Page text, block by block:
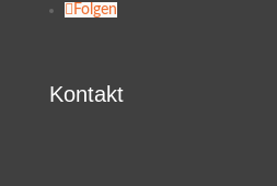
Folgen
Kontakt